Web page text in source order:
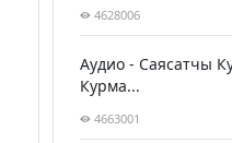
4628006
Аудио - Саясатчы
Курма...
4663001